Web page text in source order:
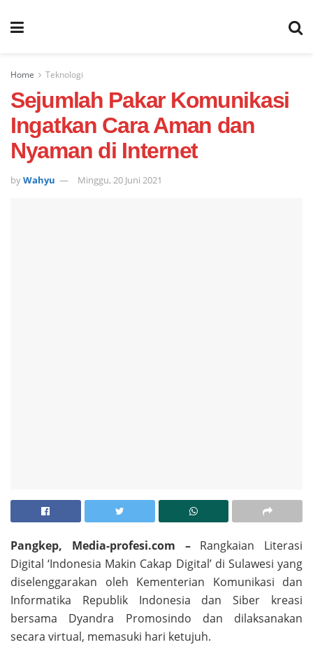
Home Teknologi
Sejumlah Pakar Komunikasi
Ingatkan Cara Aman dan
Nyaman di Internet
byWahyu Minggu, 20 Juni 2021
Pangkep, Media-profesi.com – Rangkaian Literasi
Digital ‘Indonesia Makin Cakap Digital’ di Sulawesi yang
diselenggarakan oleh Kementerian Komunikasi dan
Informatika Republik Indonesia dan Siber kreasi
bersama Dyandra Promosindo dan dilaksanakan
secara virtual, memasuki hari ketujuh.